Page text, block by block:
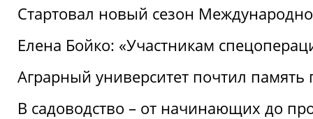
Стартовал новый сезон
Елена Бойко: «Участникам
Аграрный университет почтил
В садоводство – от начинающих до